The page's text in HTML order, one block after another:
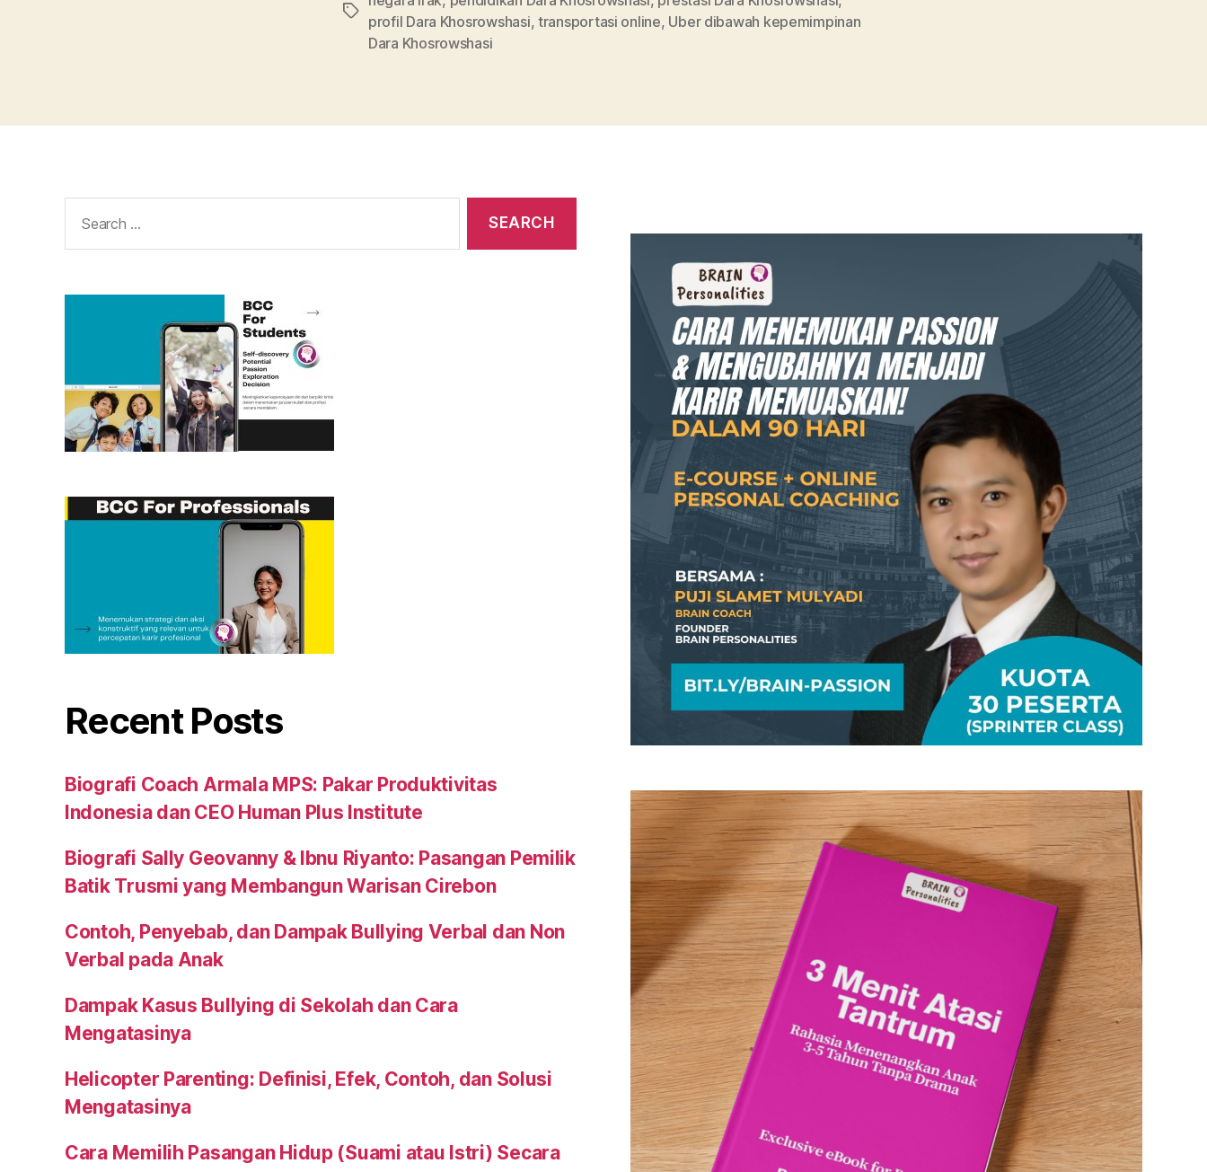
Tags profil Dara Khosrowshasi, transportasi online, Uber dibawah kepemimpinan
Dara Khosrowshasi
for:
Recent Posts
Biografi Coach Armala MPS: Pakar Produktivitas
Indonesia dan CEO Human Plus Institute
Biografi Sally Geovanny & Ibnu Riyanto: Pasangan Pemilik
Batik Trusmi yang Membangun Warisan Cirebon
Contoh, Penyebab, dan Dampak Bullying Verbal dan Non
Verbal pada Anak
Dampak Kasus Bullying di Sekolah dan Cara
Mengatasinya
Helicopter Parenting: Definisi, Efek, Contoh, dan Solusi
Mengatasinya
Cara Memilih Pasangan Hidup (Suami atau Istri) Secara